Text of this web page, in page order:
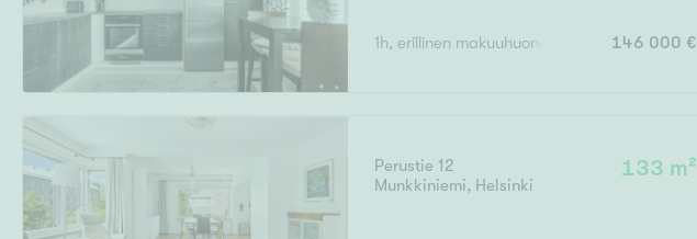
1h, erillinen makuuhuone, tupakeittiö, s, p
146 000 €
Perustie 12
Munkkiniemi, Helsinki
133 m²